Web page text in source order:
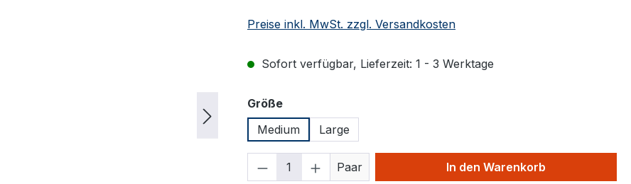
Preise inkl. MwSt. zzgl. Versandkosten
Sofort verfügbar, Lieferzeit: 1 - 3 Werktage
Größeauswählen
Medium
Large
Produkt Anzahl: Gib den gewünschten Wert
Paar In den Warenkorb